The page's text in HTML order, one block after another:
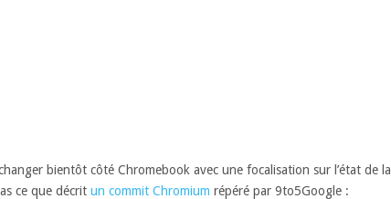
bientôt côté Chromebook avec une focalisation sur l’état de la
ce que décrit un commit Chromium répéré par 9to5Google :